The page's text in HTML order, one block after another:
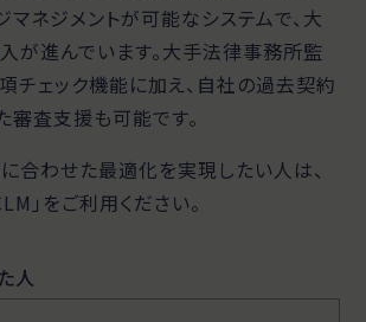
マネジメントが可能なシステムで、大
が進んでいます。大手法律事務所監
チェック機能に加え、自社の過去契約
審査支援も可能です。
合わせた最適化を実現したい人は、
」をご利用ください。
人